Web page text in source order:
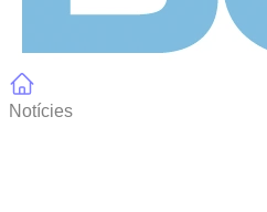
Notícies